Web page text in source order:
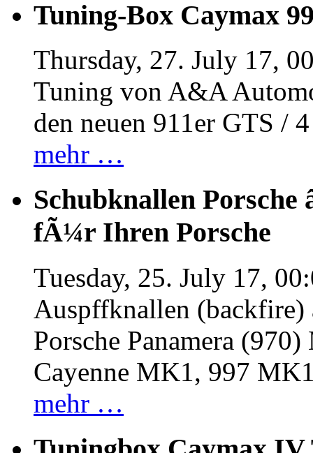
Tuning-Box Caymax
Thursday, 27. July 17,
Tuning von A&A
den neuen 911er GTS /
mehr …
Schubknallen Porsche
fÃ¼r Ihren Porsche
Tuesday, 25. July 17,
Auspffknallen
Porsche Panamera
Cayenne MK1, 997
mehr …